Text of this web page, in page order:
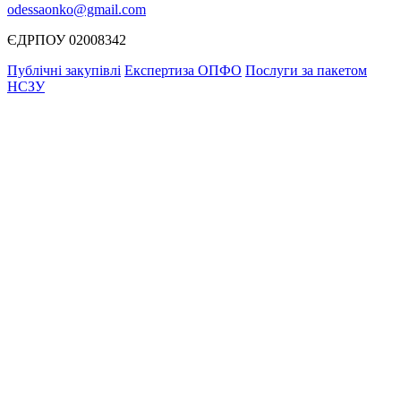
odessaonko@gmail.com
ЄДРПОУ 02008342
Публічні закупівлі Експертиза ОПФО Послуги за пакетом
НСЗУ